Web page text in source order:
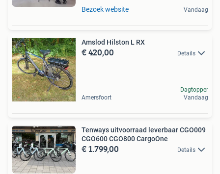
Bezoek website Vandaag
Amslod Hilston L RX
€ 420,00 Details
Amersfoort
Dagtopper
Vandaag
Tenways uitvoorraad leverbaar CGO009
CGO600 CGO800 CargoOne
€ 1.799,00 Details